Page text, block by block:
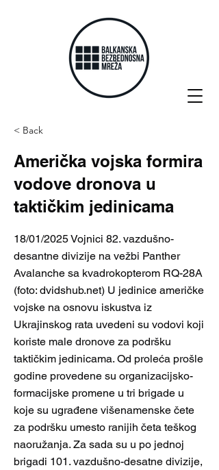
< Back
Američka vojska formira
vodove dronova u
taktičkim jedinicama
18/01/2025 Vojnici 82. vazdušno-
desantne divizije na vežbi Panther
Avalanche sa kvadrokopterom RQ-28A
(foto: dvidshub.net) U jedinice američke
vojske na osnovu iskustva iz
Ukrajinskog rata uvedeni su vodovi koji
koriste male dronove za podršku
taktičkim jedinicama. Od proleća prošle
godine provedene su organizacijsko-
formacijske promene u tri brigade u
koje su ugrađene višenamenske čete
za podršku umesto ranijih četa teškog
naoružanja. Za sada su u po jednoj
brigadi 101. vazdušno-desatne divizije,